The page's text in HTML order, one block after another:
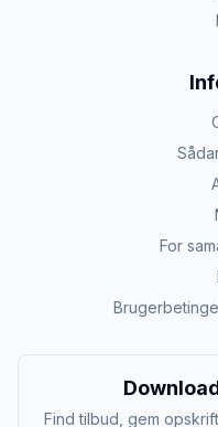
For
Find tilbud, gem